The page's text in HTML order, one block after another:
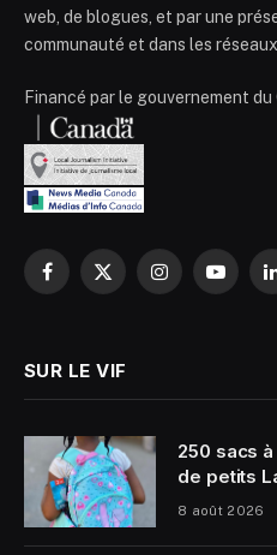
web, de blogues, et par une
communauté et dans les
Financé par le gouvernement du
Facebook
X
Instagram
SUR LE VIF
250 sacs
de petits
8 août 2026